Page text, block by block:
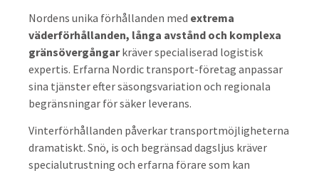
Nordens unika förhållanden med extrema
väderförhållanden, långa avstånd och komplexa
gränsövergångarkräver specialiserad logistisk
expertis. Erfarna Nordic transport-företag anpassar
sina tjänster efter säsongsvariation och regionala
begränsningar för säker leverans.
Vinterförhållanden påverkar transportmöjligheterna
dramatiskt. Snö, is och begränsad dagsljus kräver
specialutrustning och erfarna förare som kan